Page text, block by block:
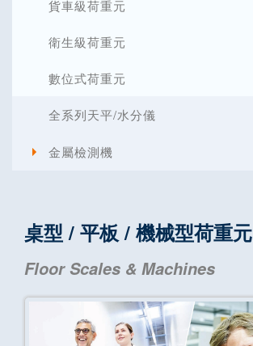
貨車級荷重元
衛生級荷重元
數位式荷重元
全系列天平/水分儀
金屬檢測機
桌型 / 平板 / 機械型荷重元
Floor Scales & Machines